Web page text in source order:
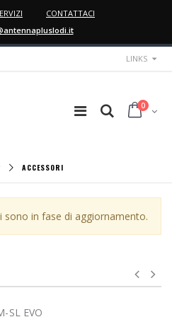
CONTATTACI
LINKS
0
ACCESSORI
in fase di aggiornamento.